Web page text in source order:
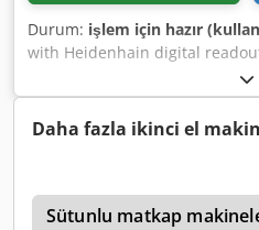
Durum: işlem için hazır
with Heidenhain digital
Travel X/Y/Z 1300x1200x1200
readout - Rotary table 1200 x
capacity max. 5000 kg -
feeds 0.053 - 6.35 mm - Rapid
- 2880 rpm - Coolant system -
holders included Errors and
Daha fazla ikinci el
Sütunlu matkap